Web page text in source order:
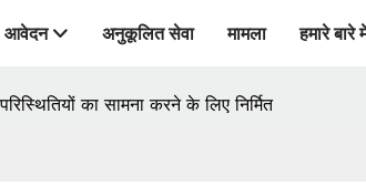
आवेदन अनुकूलित सेवा मामला हमारे बारे
का सामना करने के लिए निर्मित